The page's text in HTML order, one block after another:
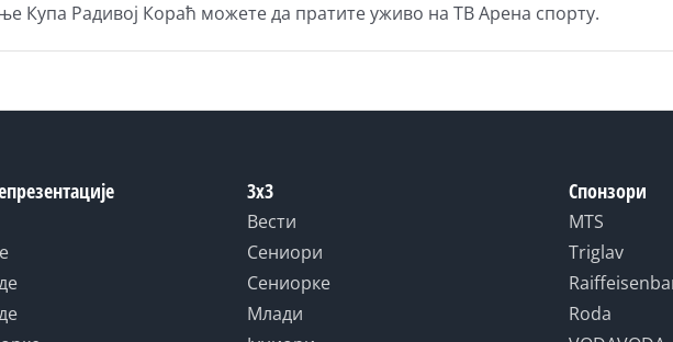
Купа Радивој Кораћ можете да пратите уживо на ТВ Арена спорту.
3x3
Вести
Сениори
Сениорке
Млади
Спонзори
MTS
Triglav
Roda